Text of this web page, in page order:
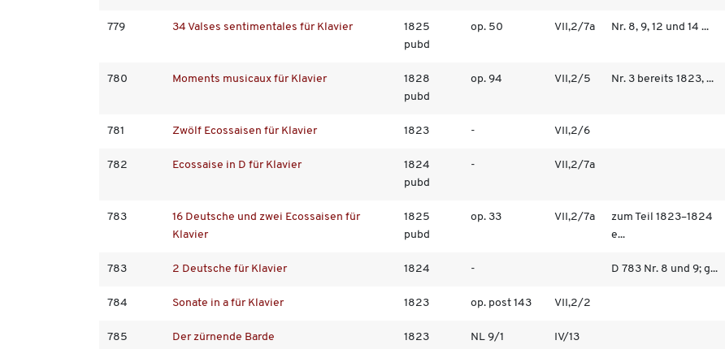
779 34 Valses sentimentales für Klavier
1825
pubd
op. 50 VII,2/7a Nr. 8, 9, 12 und 14 ...
780 Moments musicaux für Klavier
1828
pubd
op. 94 VII,2/5 Nr. 3 bereits 1823, ...
781 Zwölf Ecossaisen für Klavier 1823 - VII,2/6
782 Ecossaise in D für Klavier
1824
pubd
- VII,2/7a
783
16 Deutsche und zwei Ecossaisen für
Klavier
1825
pubd
op. 33 VII,2/7a
zum Teil 1823–1824
e...
783 2 Deutsche für Klavier 1824 - D 783 Nr. 8 und 9; g...
784 Sonate in a für Klavier 1823 op. post 143 VII,2/2
785 Der zürnende Barde 1823 NL 9/1 IV/13